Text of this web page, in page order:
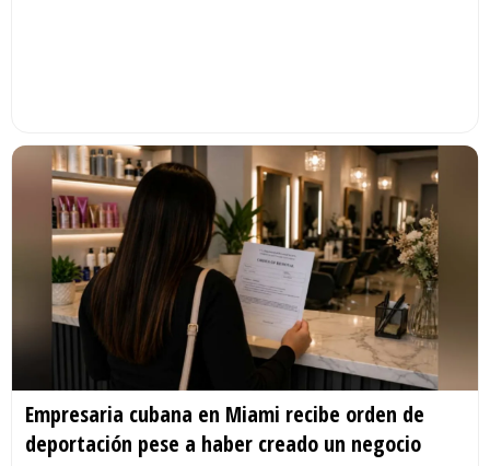
Empresaria cubana en Miami recibe orden de
deportación pese a haber creado un negocio